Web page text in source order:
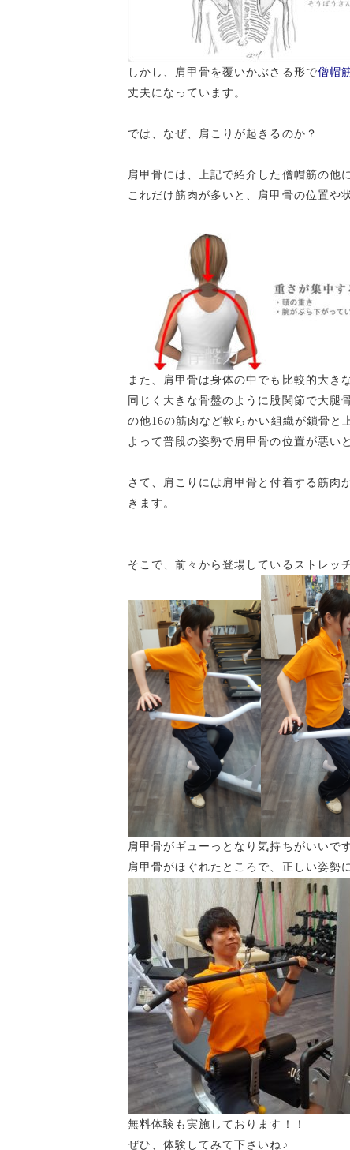
しかし、肩甲骨を覆いかぶさる形で僧帽
丈夫になっています。
では、なぜ、肩こりが起きるのか？
肩甲骨には、上記で紹介した僧帽筋の他
これだけ筋肉が多いと、肩甲骨の位置や
また、肩甲骨は身体の中でも比較的大き
同じく大きな骨盤のように股関節で大腿
の他16の筋肉など軟らかい組織が鎖骨と
よって普段の姿勢で肩甲骨の位置が悪い
さて、肩こりには肩甲骨と付着する筋肉
きます。
そこで、前々から登場しているストレッ
肩甲骨がギューっとなり気持ちがいいで
肩甲骨がほぐれたところで、正しい姿勢に
無料体験も実施しております！！
ぜひ、体験してみて下さいね♪